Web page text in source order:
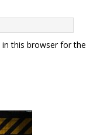
this browser for the